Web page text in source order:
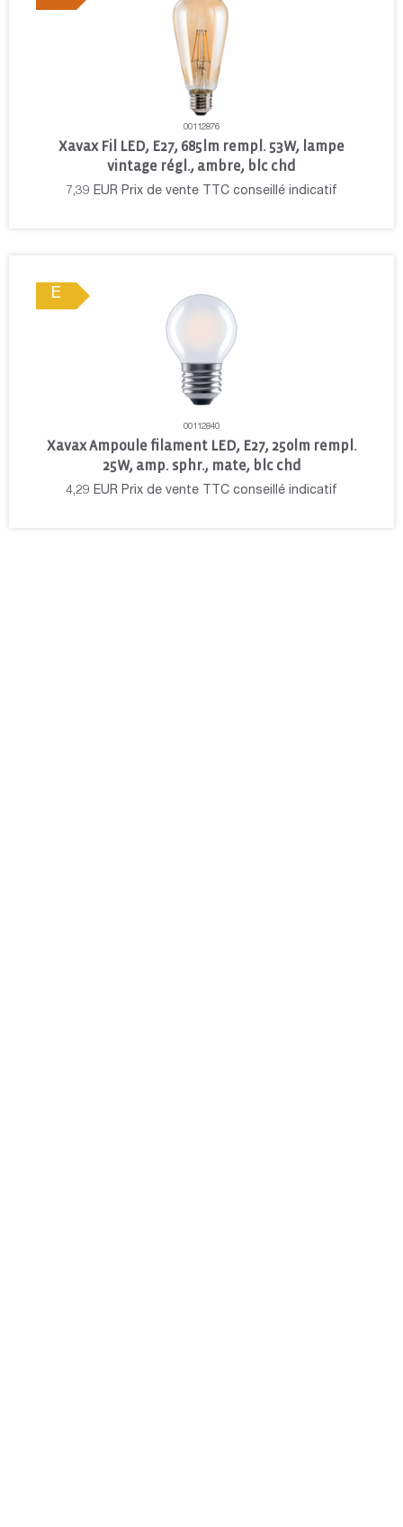
00112876
Xavax Fil LED, E27, 685lm rempl. 53W, lampe
vintage régl., ambre, blc chd
7,39 EUR Prix de vente TTC conseillé indicatif
E
00112840
Xavax Ampoule filament LED, E27, 250lm rempl.
25W, amp. sphr., mate, blc chd
4,29 EUR Prix de vente TTC conseillé indicatif